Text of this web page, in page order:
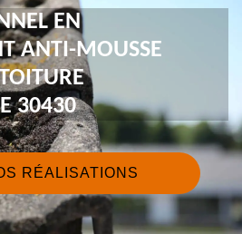
EN
ANTI-MOUSSE
30430
RÉALISATIONS